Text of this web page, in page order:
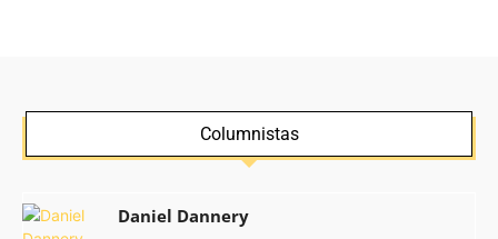
Columnistas
Daniel Dannery